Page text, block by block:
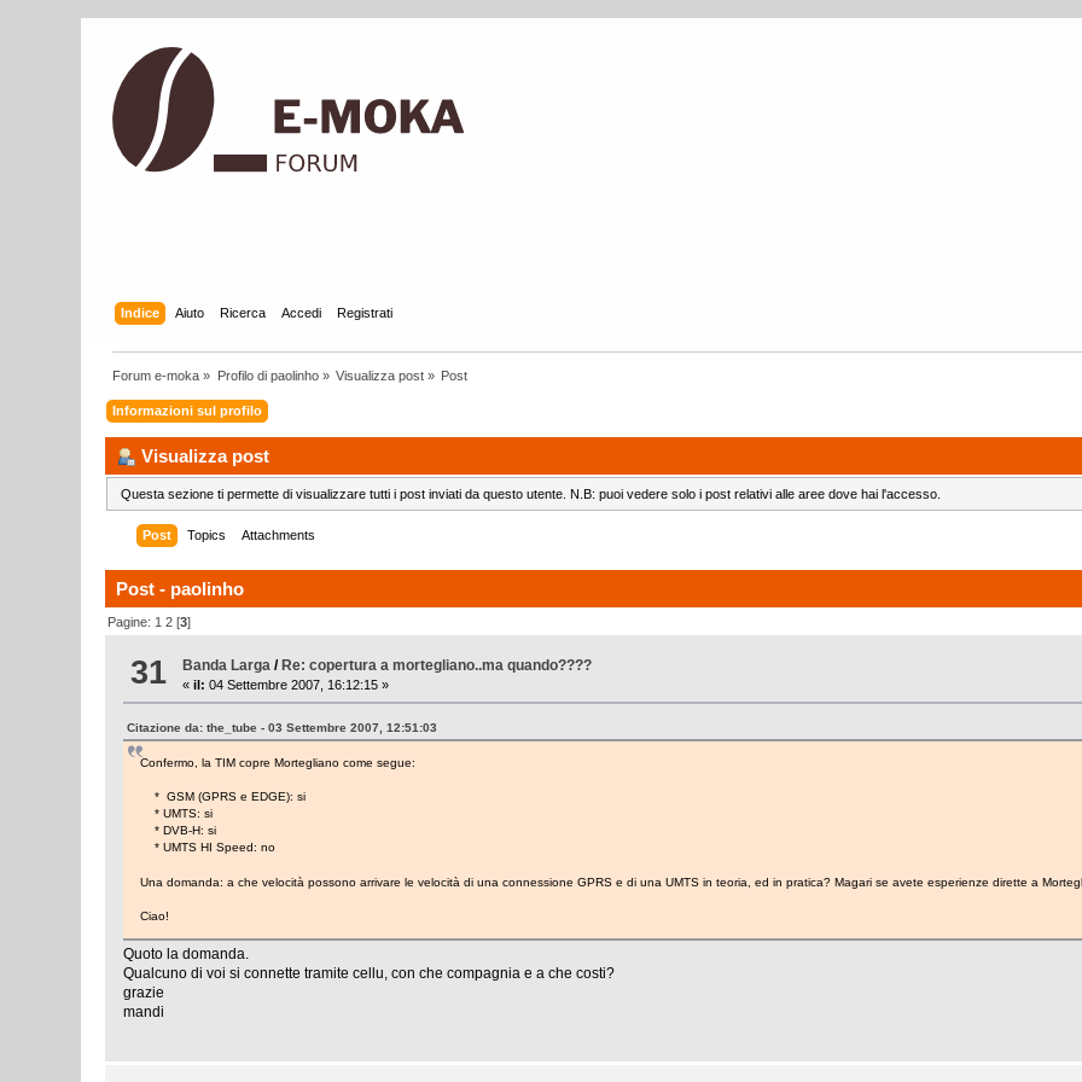
Indice Aiuto Ricerca Accedi Registrati
Forum e-moka » Profilo di paolinho» Visualizza post » Post
Informazioni sul profilo
Visualizza post
Questa sezione ti permette di visualizzare tutti i post inviati da questo utente. N.B: puoi vedere solo i post relativi alle aree dove hai l'accesso.
Post Topics Attachments
Post - paolinho
Pagine: 1 2 [3]
31 Banda Larga / Re: copertura a mortegliano..ma quando????
«il: 04 Settembre 2007, 16:12:15 »
Citazione da: the_tube - 03 Settembre 2007, 12:51:03
Confermo, la TIM copre Mortegliano come segue:
* GSM (GPRS e EDGE): si
* UMTS: si
* DVB-H: si
* UMTS HI Speed: no
Una domanda: a che velocità possono arrivare le velocità di una connessione GPRS e di una UMTS in teoria, ed in pratica? Magari se avete esperienze dirette a
Ciao!
Quoto la domanda.
Qualcuno di voi si connette tramite cellu, con che compagnia e a che costi?
grazie
mandi